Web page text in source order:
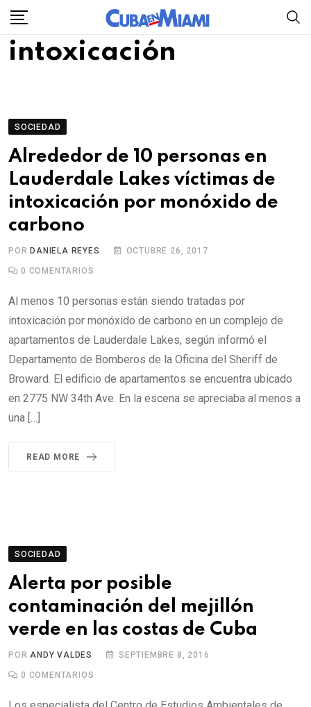
Skip
content
intoxicación
SOCIEDAD
Alrededor de 10 personas en
Lauderdale Lakes víctimas de
intoxicación por monóxido de
carbono
POR DANIELA REYES OCTUBRE 26, 2017
0 COMENTARIOS
Al menos 10 personas están siendo tratadas por
intoxicación por monóxido de carbono en un complejo de
apartamentos de Lauderdale Lakes, según informó el
Departamento de Bomberos de la Oficina del Sheriff de
Broward. El edificio de apartamentos se encuentra ubicado
en 2775 NW 34th Ave. En la escena se apreciaba al menos a
una […]
READ MORE
SOCIEDAD
Alerta por posible
contaminación del mejillón
verde en las costas de Cuba
PORANDY VALDES SEPTIEMBRE 8, 2016
0 COMENTARIOS